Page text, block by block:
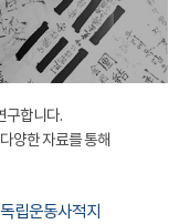
구합니다.
양한 자료를 통해
립운동사적지